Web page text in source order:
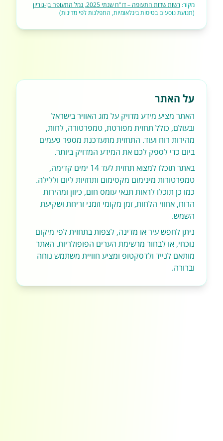
מקור: רשות שדות התעופה – דו"ח שנתי 2025, נמל התעופה בן-גוריון
(תנועת נוסעים בטיסות בינלאומיות, התפלגות לפי מדינות)
על האתר
האתר מציע מידע מדויק על מזג האוויר בישראל
ובעולם, כולל תחזית מפורטת, טמפרטורה, לחות,
מהירות רוח ועוד. התחזית מתעדכנת מספר פעמים
ביום כדי לספק לכם את המידע המדויק ביותר.
באתר תוכלו למצוא תחזית לעד 14 ימים קדימה,
טמפרטורות מינימום מקסימום ותחזיות ליום וללילה.
כמו כן תוכלו לראות תנאי עומס חום, כיוון ומהירות
הרוח, אחוזי הלחות, זמן מקומי וזמני זריחת ושקיעת
השמש.
ניתן לחפש עיר או מדינה, לצפות בתחזית לפי מיקום
נוכחי, או לבחור מרשימת הערים הפופולריות. האתר
מותאם לנייד ולדסקטופ ומציע חוויית משתמש נוחה
וברורה.